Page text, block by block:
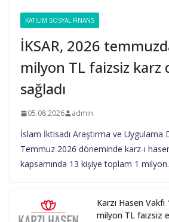
KATILIM SOSYAL FINANS
İKSAR, 2026
milyon TL faizsiz karz
sağladı
05.08.2026 admin
İslam İktisadı Araştırma ve Uygulama
Temmuz 2026 döneminde karz-ı
kapsamında 13 kişiye toplam 1
Karzı Hasen
milyon TL faizsiz